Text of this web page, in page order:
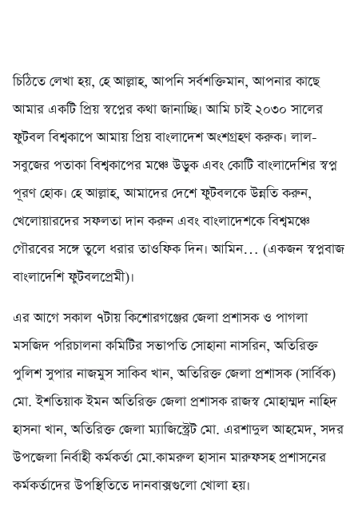
চিঠিতে লেখা হয়, হে আল্লাহ, আপনি সর্বশক্তিমান, আপনার কাছে
আমার একটি প্রিয় স্বপ্নের কথা জানাচ্ছি। আমি চাই ২০৩০ সালের
ফুটবল বিশ্বকাপে আমায় প্রিয় বাংলাদেশ অংশগ্রহণ করুক। লাল-
সবুজের পতাকা বিশ্বকাপের মঞ্চে উড়ুক এবং কোটি বাংলাদেশির স্বপ্ন
পূরণ হোক। হে আল্লাহ, আমাদের দেশে ফুটবলকে উন্নতি করুন,
খেলোয়ারদের সফলতা দান করুন এবং বাংলাদেশকে বিশ্বমঞ্চে
গৌরবের সঙ্গে তুলে ধরার তাওফিক দিন। আমিন… (একজন স্বপ্নবাজ
বাংলাদেশি ফুটবলপ্রেমী)।
এর আগে সকাল ৭টায় কিশোরগঞ্জের জেলা প্রশাসক ও পাগলা
মসজিদ পরিচালনা কমিটির সভাপতি সোহানা নাসরিন, অতিরিক্ত
পুলিশ সুপার নাজমুস সাকিব খান, অতিরিক্ত জেলা প্রশাসক (সার্বিক)
মো. ইশতিয়াক ইমন অতিরিক্ত জেলা প্রশাসক রাজস্ব মোহাম্মদ নাহিদ
হাসনা খান, অতিরিক্ত জেলা ম্যাজিস্ট্রেট মো. এরশাদুল আহমেদ, সদর
উপজেলা নির্বাহী কর্মকর্তা মো.কামরুল হাসান মারুফসহ প্রশাসনের
কর্মকর্তাদের উপস্থিতিতে দানবাক্সগুলো খোলা হয়।